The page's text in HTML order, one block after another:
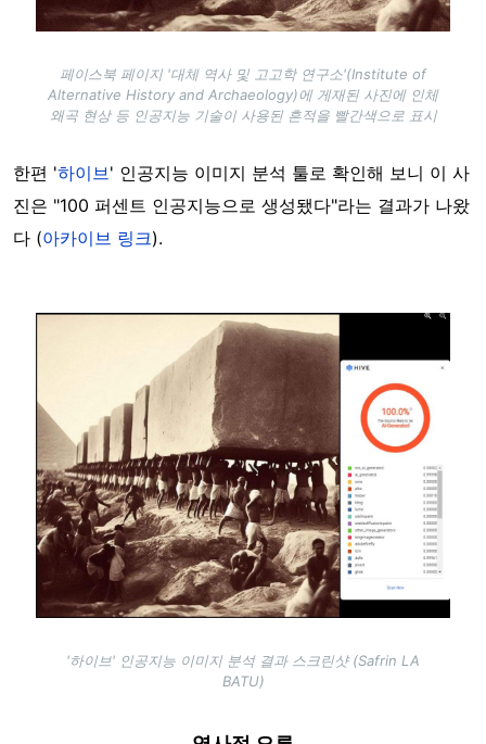
페이스북 페이지 '대체 역사 및 고고학 연구소'(Institute of
Alternative History and Archaeology)에 게재된 사진에 인체
왜곡 현상 등 인공지능 기술이 사용된 흔적을 빨간색으로 표시
한편 '하이브 ' 인공지능 이미지 분석 툴로 확인해 보니 이 사
진은 "100 퍼센트 인공지능으로 생성됐다"라는 결과가 나왔
다 (아카이브 링크).
'하이브' 인공지능 이미지 분석 결과 스크린샷 (Safrin LA
BATU)